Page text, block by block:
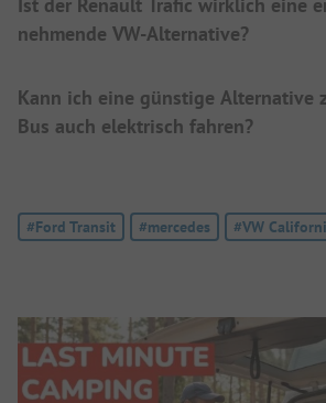
Ist der Renault Trafic wirklich eine
nehmende VW-Alternative?
Kann ich eine günstige Alternative
Bus auch elektrisch fahren?
Tag:
#Ford Transit Tag:
#mercedes Tag:
#VW